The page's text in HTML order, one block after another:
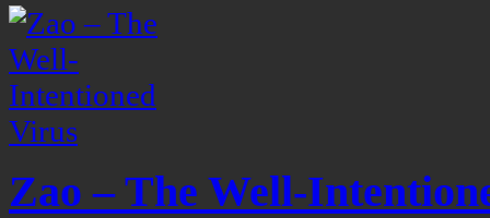
Zao – The Well-